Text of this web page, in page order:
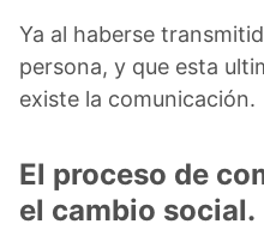
Ya al haberse
persona, y que esta
existe la comunicación.
El proceso de
el cambio social.